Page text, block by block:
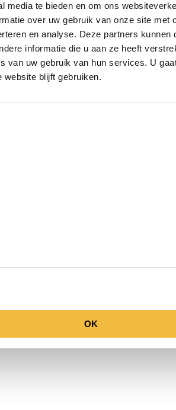
media te bieden en om ons
over uw gebruik van onze site met
en analyse. Deze partners kunnen
informatie die u aan ze heeft
van uw gebruik van hun services. U
website blijft gebruiken.
OK